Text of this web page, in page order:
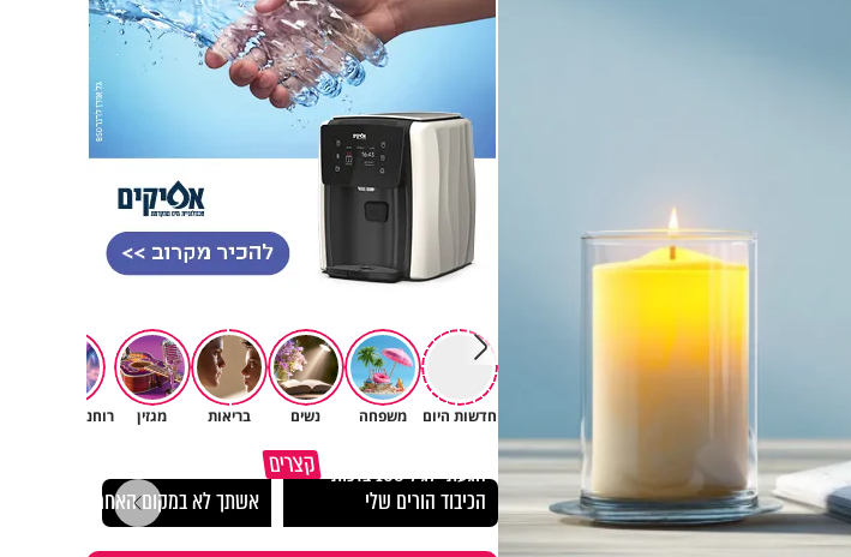
חדשות היום משפחה נשים בריאות מגזין רוחניות ואמונה
קצרים הגעתי לגיל 108 בזכות
הכיבוד הורים שלי
אשתך לא במקום האחרון